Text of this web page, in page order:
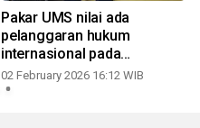
Pakar UMS nilai ada
pelanggaran hukum
internasional pada
ketegangan AS-Venezuela
02 February 2026 16:12 WIB